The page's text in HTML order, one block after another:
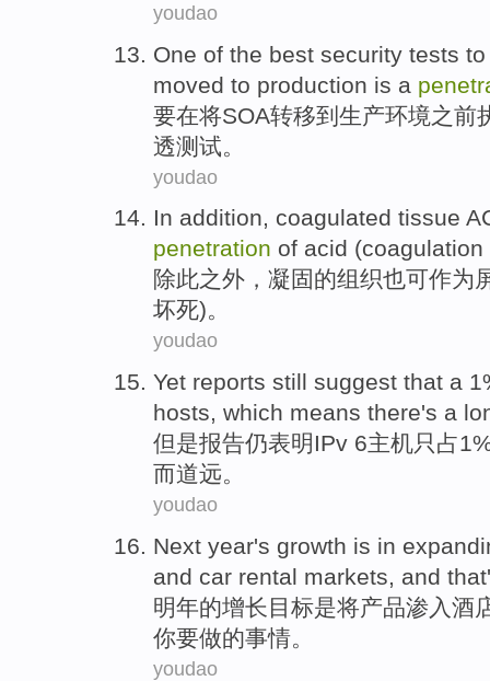
youdao
One of the best security tests to
moved to production is a
要在将SOA转移到 生产环境之前
透测试。
youdao
In addition, coagulated tissue
penetration of acid (coagulation
除此之外， 凝固的组织也可作为
坏死)。
youdao
Yet reports still suggest that a
hosts, which means there's a
但是报告仍表明 IPv 6主机只占
而道远。
youdao
Next year's growth is in
and car rental markets, and that
明年的增长目标是将产品渗入酒
你要做的事情。
youdao